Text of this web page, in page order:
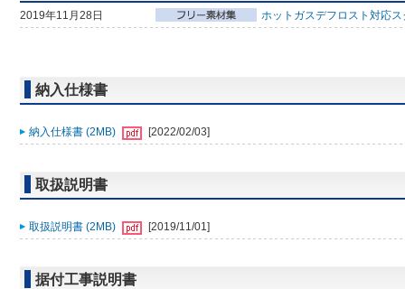
2019年11月28日 ホットガスデフロスト対応
納入仕様書
納入仕様書 (2MB) [2022/02/03]
取扱説明書
取扱説明書 (2MB) [2019/11/01]
据付工事説明書